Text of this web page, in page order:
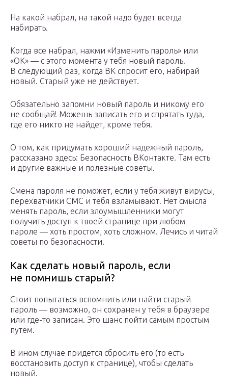
На какой набрал, на такой надо будет всегда
набирать.
Когда все набрал, нажми «Изменить пароль» или
«ОК» — с этого момента у тебя новый пароль.
В следующий раз, когда ВК спросит его, набирай
новый. Старый уже не действует.
Обязательно запомни новый пароль и никому его
не сообщай! Можешь записать его и спрятать туда,
где его никто не найдет, кроме тебя.
О том, как придумать хороший надежный пароль,
рассказано здесь: Безопасность ВКонтакте. Там есть
и другие важные и полезные советы.
Смена пароля не поможет, если у тебя живут вирусы,
перехватчики СМС и тебя взламывают. Нет смысла
менять пароль, если злоумышленники могут
получить доступ к твоей странице при любом
пароле — хоть простом, хоть сложном. Лечись и читай
советы по безопасности.
Как сделать новый пароль, если
не помнишь старый?
Стоит попытаться вспомнить или найти старый
пароль — возможно, он сохранен у тебя в браузере
или где-то записан. Это шанс пойти самым простым
путем.
В ином случае придется сбросить его (то есть
восстановить доступ к странице), чтобы сделать
новый.